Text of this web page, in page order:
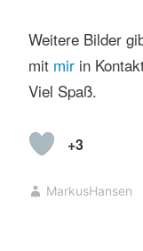
Weitere Bilder
mit mirin
Viel Spaß.
+3
MarkusHansen